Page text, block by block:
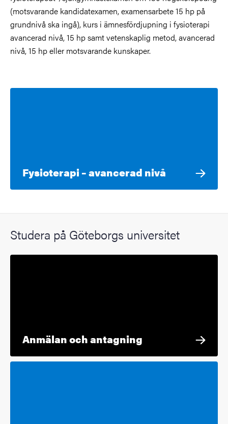
(motsvarande kandidatexamen, examensarbete 15 hp på
grundnivå ska ingå), kurs i ämnesfördjupning i fysioterapi
avancerad nivå, 15 hp samt vetenskaplig metod, avancerad
nivå, 15 hp eller motsvarande kunskaper.
Fysioterapi – avancerad nivå
Studera på Göteborgs universitet
Anmälan och antagning